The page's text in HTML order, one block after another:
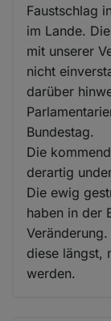
Faustschlag
im Lande.
mit unserer
nicht
darüber
Bundestag.
Die
derartig
Die ewig
haben in der
diese längst,
werden.